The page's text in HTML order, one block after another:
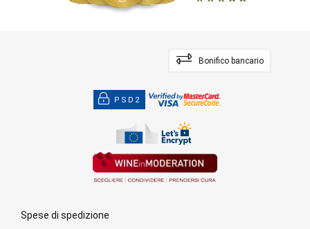
Bonifico bancario
PSD2
Spese di spedizione